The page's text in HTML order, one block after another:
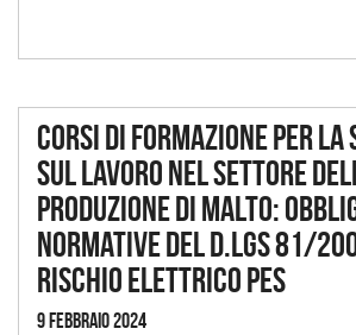
Corsi di formazione per la
sul lavoro nel settore
produzione di malto:
normative del D.lgs 81/
rischio elettrico PES
9 Febbraio 2024